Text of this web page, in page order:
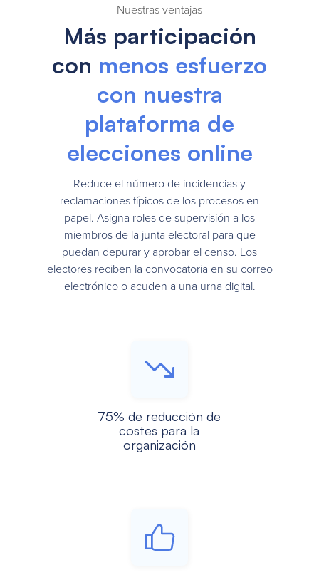
Nuestras ventajas
Más participación
con menos esfuerzo
con nuestra
plataforma de
elecciones online
Reduce el número de incidencias y
reclamaciones típicos de los procesos en
papel. Asigna roles de supervisión a los
miembros de la junta electoral para que
puedan depurar y aprobar el censo. Los
electores reciben la convocatoria en su correo
electrónico o acuden a una urna digital.
75% de reducción de
costes para la
organización